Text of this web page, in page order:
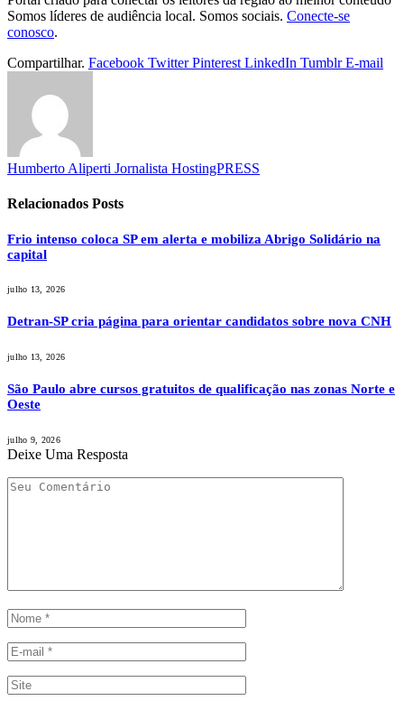
Somos líderes de audiência local. Somos sociais. Conecte-se
conosco.
Compartilhar. Facebook Twitter Pinterest LinkedIn Tumblr E-mail
Humberto Aliperti Jornalista HostingPRESS
Relacionados Posts
Frio intenso coloca SP em alerta e mobiliza Abrigo Solidário na
capital
julho 13, 2026
Detran-SP cria página para orientar candidatos sobre nova CNH
julho 13, 2026
São Paulo abre cursos gratuitos de qualificação nas zonas Norte e
Oeste
julho 9, 2026
Deixe Uma Resposta